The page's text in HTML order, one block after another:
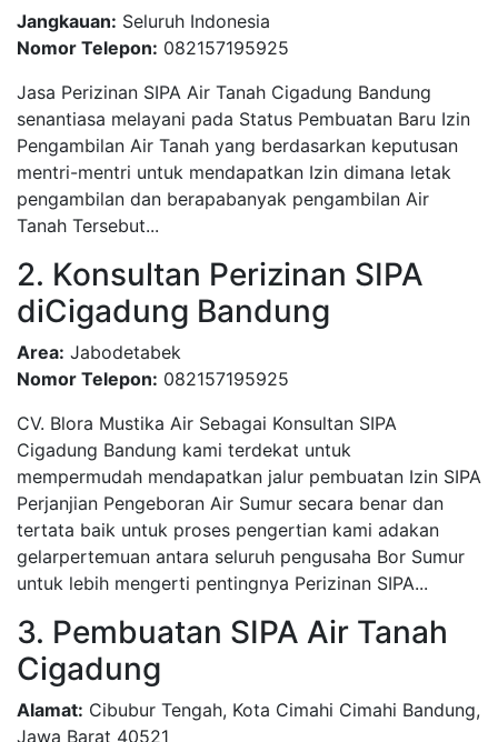
Jangkauan: Seluruh Indonesia
Nomor Telepon: 082157195925
Jasa Perizinan SIPA Air Tanah Cigadung Bandung
senantiasa melayani pada Status Pembuatan Baru Izin
Pengambilan Air Tanah yang berdasarkan keputusan
mentri-mentri untuk mendapatkan Izin dimana letak
pengambilan dan berapabanyak pengambilan Air
Tanah Tersebut...
2. Konsultan Perizinan SIPA
diCigadung Bandung
Area: Jabodetabek
Nomor Telepon: 082157195925
CV. Blora Mustika Air Sebagai Konsultan SIPA
Cigadung Bandung kami terdekat untuk
mempermudah mendapatkan jalur pembuatan Izin SIPA
Perjanjian Pengeboran Air Sumur secara benar dan
tertata baik untuk proses pengertian kami adakan
gelarpertemuan antara seluruh pengusaha Bor Sumur
untuk lebih mengerti pentingnya Perizinan SIPA...
3. Pembuatan SIPA Air Tanah
Cigadung
Alamat: Cibubur Tengah, Kota Cimahi Cimahi Bandung,
Jawa Barat 40521